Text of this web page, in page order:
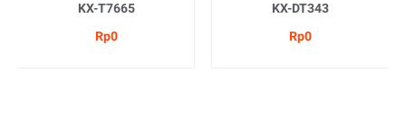
KX-T7665
Rp0
KX-DT343
Rp0